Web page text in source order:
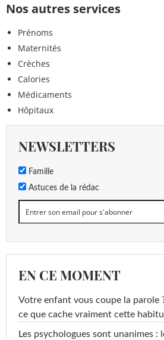
Nos autres services
Prénoms
Maternités
Crèches
Calories
Médicaments
Hôpitaux
NEWSLETTERS
Famille
Astuces de la rédac
EN CE MOMENT
Votre enfant vous coupe la parole
ce que cache vraiment cette
Les psychologues sont unanimes :